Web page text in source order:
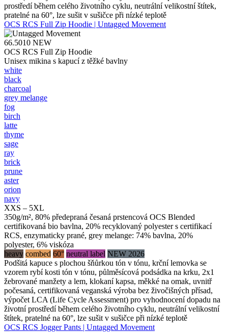
prostředí během celého životního cyklu, neutrální velikostní štítek,
pratelné na 60°, lze sušit v sušičce při nízké teplotě
OCS RCS Full Zip Hoodie | Untagged Movement
66.5010 NEW
OCS RCS Full Zip Hoodie
Unisex mikina s kapucí z těžké bavlny
white
black
charcoal
grey melange
fog
birch
latte
thyme
sage
ray
brick
prune
aster
orion
navy
XXS – 5XL
350g/m², 80% předepraná česaná prstencová OCS Blended
certifikovaná bio bavlna, 20% recyklovaný polyester s certifikací
RCS, enzymaticky prané, grey melange: 74% bavlna, 20%
polyester, 6% viskóza
heavy combed 60° neutral label NEW 2026
Podšitá kapuce s plochou šňůrkou tón v tónu, krční lemovka se
vzorem rybí kosti tón v tónu, půlměsícová podsádka na krku, 2x1
žebrované manžety a lem, klokaní kapsa, měkké na omak, uvnitř
počesaná, certifikovaná veganská výroba bez živočišných přísad,
výpočet LCA (Life Cycle Assessment) pro vyhodnocení dopadu na
životní prostředí během celého životního cyklu, neutrální velikostní
štítek, pratelné na 60°, lze sušit v sušičce při nízké teplotě
OCS RCS Jogger Pants | Untagged Movement